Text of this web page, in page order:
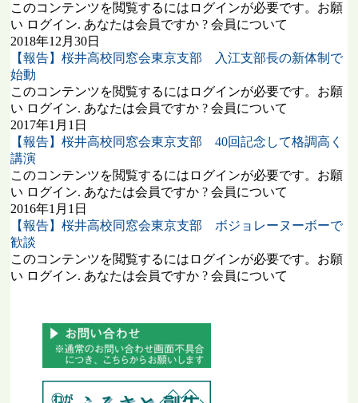
このコンテンツを閲覧するにはログインが必要です。お願
い ログイン. あなたは会員ですか ? 会員について
2018年12月30日
【報告】桜井高校同窓会東京支部 入江支部長の新体制で
始動
このコンテンツを閲覧するにはログインが必要です。お願
い ログイン. あなたは会員ですか ? 会員について
2017年1月1日
【報告】桜井高校同窓会東京支部 40回記念して格調高く
講演
このコンテンツを閲覧するにはログインが必要です。お願
い ログイン. あなたは会員ですか ? 会員について
2016年1月1日
【報告】桜井高校同窓会東京支部 ボジョレーヌーボーで
歓談
このコンテンツを閲覧するにはログインが必要です。お願
い ログイン. あなたは会員ですか ? 会員について